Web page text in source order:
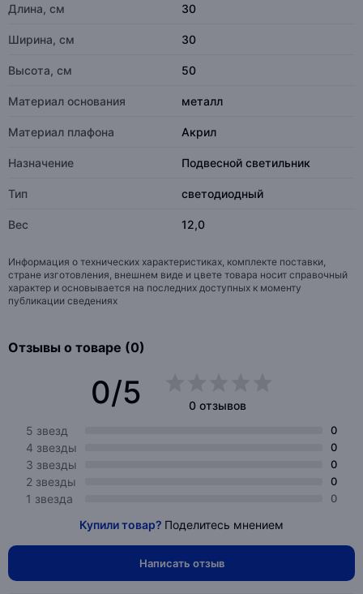
Длина, см 30
Ширина, см 30
Высота, см 50
Материал основания металл
Материал плафона Акрил
Назначение Подвесной светильник
Тип светодиодный
Вес 12,0
Информация о технических характеристиках, комплекте поставки,
стране изготовления, внешнем виде и цвете товара носит справочный
характер и основывается на последних доступных к моменту
публикации сведениях
Отзывы о товаре (0)
0/5
0 отзывов
5 звезд
0
4 звезды 0
3 звезды 0
2 звезды 0
1 звезда 0
Купили товар? Поделитесь мнением
Написать отзыв